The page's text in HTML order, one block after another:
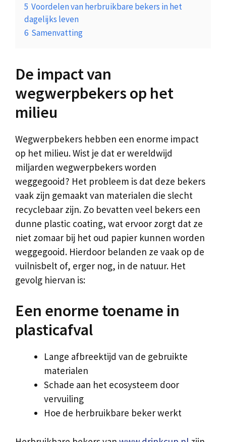
5 Voordelen van herbruikbare bekers in het
dagelijks leven
6 Samenvatting
De impact van
wegwerpbekers op het
milieu
Wegwerpbekers hebben een enorme impact
op het milieu. Wist je dat er wereldwijd
miljarden wegwerpbekers worden
weggegooid? Het probleem is dat deze bekers
vaak zijn gemaakt van materialen die slecht
recyclebaar zijn. Zo bevatten veel bekers een
dunne plastic coating, wat ervoor zorgt dat ze
niet zomaar bij het oud papier kunnen worden
weggegooid. Hierdoor belanden ze vaak op de
vuilnisbelt of, erger nog, in de natuur. Het
gevolg hiervan is:
Een enorme toename in
plasticafval
Lange afbreektijd van de gebruikte
materialen
Schade aan het ecosysteem door
vervuiling
Hoe de herbruikbare beker werkt